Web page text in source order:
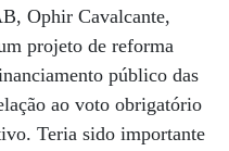
Ophir Cavalcante,
projeto de reforma
público das
ao voto obrigatório
Teria sido importante